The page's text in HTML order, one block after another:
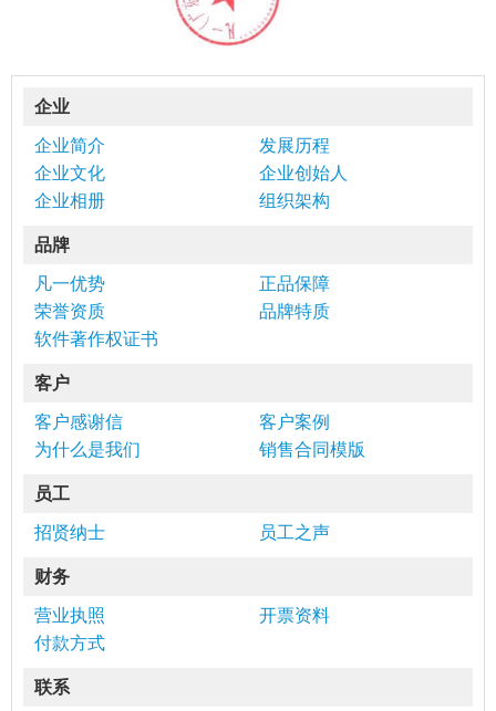
企业
企业简介
发展历程
企业文化
企业创始人
企业相册
组织架构
品牌
凡一优势
正品保障
荣誉资质
品牌特质
软件著作权证书
客户
客户感谢信
客户案例
为什么是我们
销售合同模版
员工
招贤纳士
员工之声
财务
营业执照
开票资料
付款方式
联系